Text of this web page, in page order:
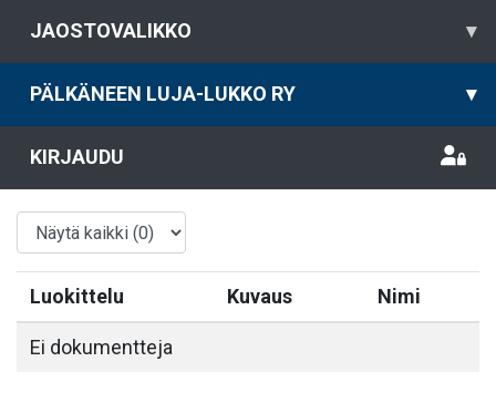
JAOSTOVALIKKO ▾
PÄLKÄNEEN LUJA-LUKKO RY ▾
KIRJAUDU
Luokittelu Kuvaus Nimi
Ei dokumentteja